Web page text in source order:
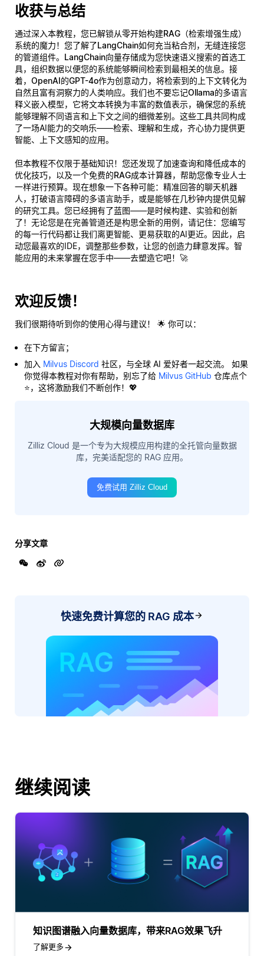
收获与总结
通过深入本教程，您已解锁从零开始构建RAG（检索增强生成）
系统的魔力！您了解了LangChain如何充当粘合剂，无缝连接您
的管道组件。 LangChain向量存储成为您快速语义搜索的首选工
具，组织数据以便您的系统能够瞬间检索到最相关的信息。接
着， OpenAI的GPT-4o作为创意动力，将检索到的上下文转化为
自然且富有洞察力的人类响应。我们也不要忘记Ollama的多语言
释义嵌入模型，它将文本转换为丰富的数值表示，确保您的系统
能够理解不同语言和上下文之间的细微差别。这些工具共同构成
了一场AI能力的交响乐——检索、理解和生成，齐心协力提供更
智能、上下文感知的应用。
但本教程不仅限于基础知识！您还发现了加速查询和降低成本的
优化技巧，以及一个免费的RAG成本计算器，帮助您像专业人士
一样进行预算。现在想象一下各种可能：精准回答的聊天机器
人，打破语言障碍的多语言助手，或是能够在几秒钟内提供见解
的研究工具。您已经拥有了蓝图——是时候构建、实验和创新
了！无论您是在完善管道还是构思全新的用例，请记住：您编写
的每一行代码都让我们离更智能、更易获取的AI更近。因此，启
动您最喜欢的IDE，调整那些参数，让您的创造力肆意发挥。智
能应用的未来掌握在您手中——去塑造它吧！🚀
欢迎反馈！
我们很期待听到你的使用心得与建议！ 🌟 你可以：
在下方留言；
加入 Milvus Discord 社区，与全球 AI 爱好者一起交流。 如果
你觉得本教程对你有帮助，别忘了给 Milvus GitHub 仓库点个
⭐，这将激励我们不断创作！💖
大规模向量数据库
Zilliz Cloud 是一个专为大规模应用构建的全托管向量数据
库，完美适配您的 RAG 应用。
免费试用 Zilliz Cloud
分享文章
快速免费计算您的 RAG 成本
继续阅读
知识图谱融入向量数据库，带来RAG效果飞升
了解更多